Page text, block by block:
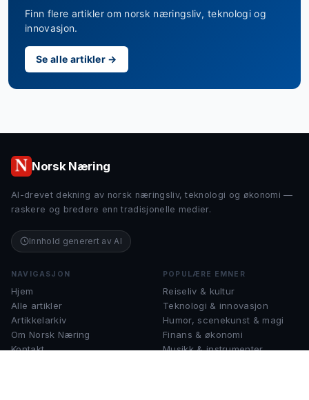
Finn flere artikler om norsk næringsliv, teknologi og
innovasjon.
Se alle artikler →
Norsk Næring
AI-drevet dekning av norsk næringsliv, teknologi og økonomi —
raskere og bredere enn tradisjonelle medier.
Innhold generert av AI
NAVIGASJON
Hjem
Alle artikler
Artikkelarkiv
Om Norsk Næring
Kontakt
POPULÆRE EMNER
Reiseliv & kultur
Teknologi & innovasjon
Humor, scenekunst & magi
Finans & økonomi
Musikk & instrumenter